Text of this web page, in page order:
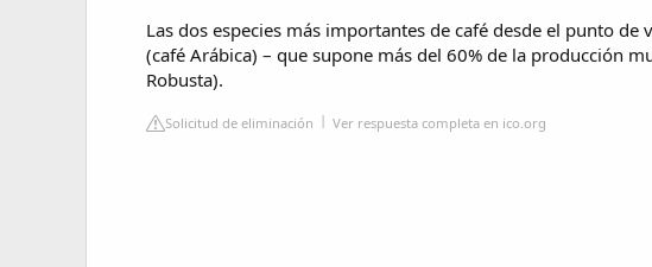
Las dos especies más importantes de café desde el punto de
(café Arábica) – que supone más del 60% de la producción
Robusta).
Solicitud de eliminación Ver respuesta completa en ico.org